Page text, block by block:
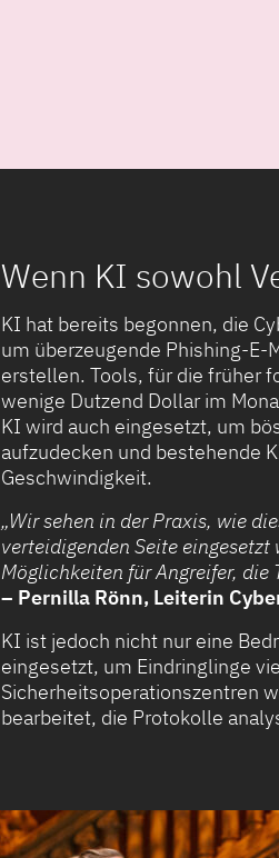
Wenn KI sowohl
KI hat bereits begonnen, die
um überzeugende Phishing-
erstellen. Tools, für die früher
wenige Dutzend Dollar im
KI wird auch eingesetzt, um
aufzudecken und bestehende
Geschwindigkeit.
„Wir sehen in der Praxis, wie
verteidigenden Seite
Möglichkeiten für Angreifer, die
– Pernilla Rönn, Leiterin
KI ist jedoch nicht nur eine
eingesetzt, um Eindringlinge
Sicherheitsoperationszentren
bearbeitet, die Protokolle